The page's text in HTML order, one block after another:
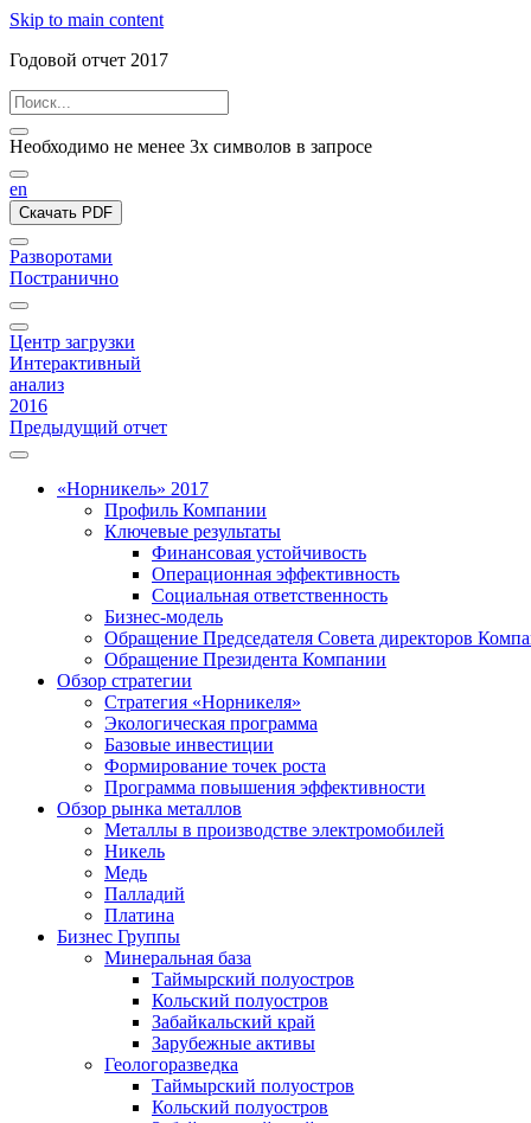
Skip to main content
Годовой отчет 2017
Необходимо не менее 3х символов в запросе
en
Скачать PDF
Разворотами
Постранично
Центр загрузки
Интерактивный
анализ
2016
Предыдущий отчет
«Норникель» 2017
Профиль Компании
Ключевые результаты
Финансовая устойчивость
Операционная эффективность
Социальная ответственность
Бизнес-модель
Обращение Председателя Совета директоров
Обращение Президента Компании
Обзор стратегии
Стратегия «Норникеля»
Экологическая программа
Базовые инвестиции
Формирование точек роста
Программа повышения эффективности
Обзор рынка металлов
Металлы в производстве электромобилей
Никель
Медь
Палладий
Платина
Бизнес Группы
Минеральная база
Таймырский полуостров
Кольский полуостров
Забайкальский край
Зарубежные активы
Геологоразведка
Таймырский полуостров
Кольский полуостров